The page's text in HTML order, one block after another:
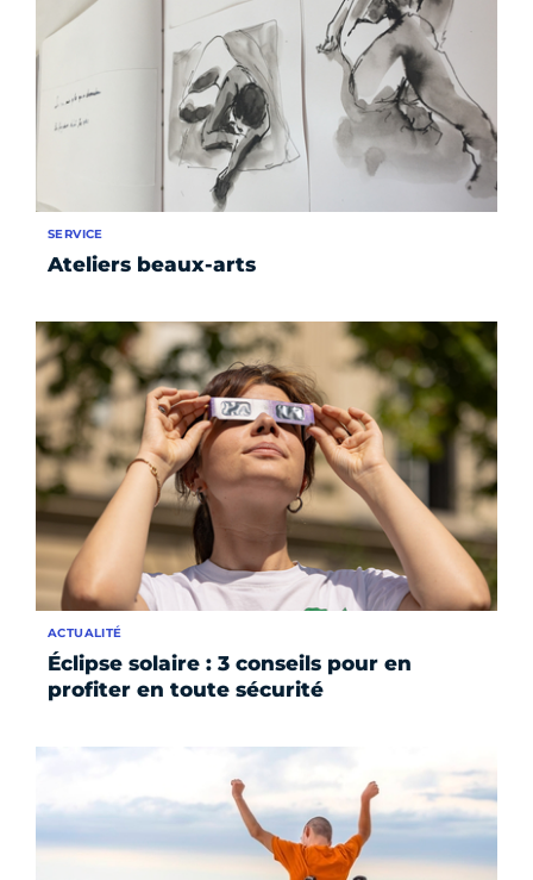
Ateliers beaux-arts
SERVICE
Éclipse solaire : 3 conseils pour en
profiter en toute sécurité
ACTUALITÉ